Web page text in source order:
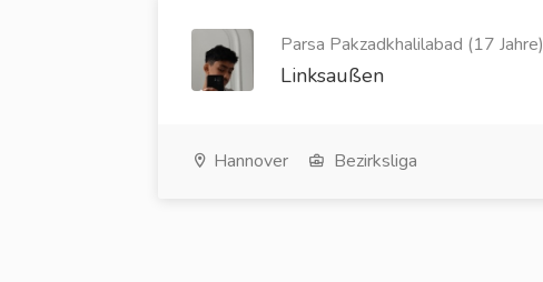
Parsa Pakzadkhalilabad (17 Jahre)
Linksaußen
Hannover Bezirksliga